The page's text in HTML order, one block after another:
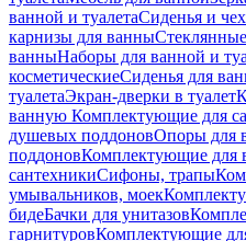
ванной и туалетаСиденья и
карнизы для ванны
ванныНаборы для ванной и
косметическиеСиденья для
туалетаЭкран-дверки в туалет
ванную Комплектующие для
душевых поддоновОпоры для
поддоновКомплектующие для
сантехникиСифоны, трапы
умывальников, моек
бидеБачки для унитазов
гарнитуровКомплектующие